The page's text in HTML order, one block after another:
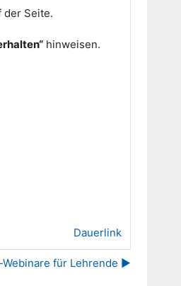
der Seite.
hinweisen.
Dauerlink
für Lehrende ▶︎